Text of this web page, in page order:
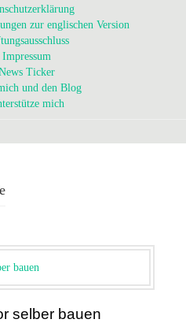
zur englischen Version
Impressum
Ticker
und den Blog
mich
selber bauen